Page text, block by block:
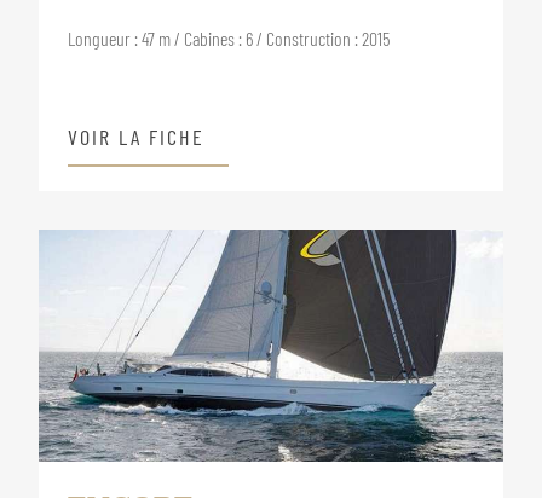
Longueur : 47 m / Cabines : 6 / Construction : 2015
VOIR LA FICHE